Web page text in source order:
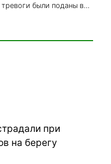
были поданы в...
при
на берегу